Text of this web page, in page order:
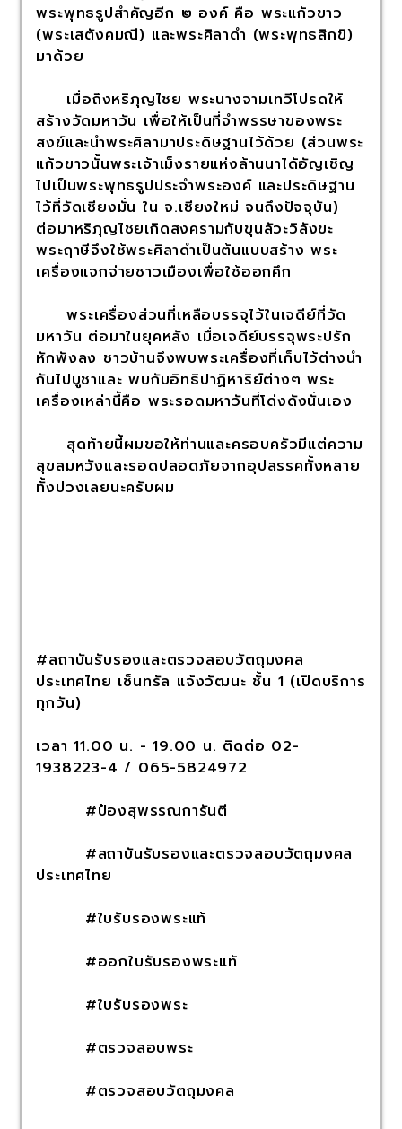
พระพุทธรูปสำคัญอีก ๒ องค์ คือ พระแก้วขาว
(พระเสตังคมณี) และพระศิลาดำ (พระพุทธสิกขิ)
มาด้วย
เมื่อถึงหริภุญไชย พระนางจามเทวีโปรดให้
สร้างวัดมหาวัน เพื่อให้เป็นที่จำพรรษาของพระ
สงฆ์และนำพระศิลามาประดิษฐานไว้ด้วย (ส่วนพระ
แก้วขาวนั้นพระเจ้าเม็งรายแห่งล้านนาได้อัญเชิญ
ไปเป็นพระพุทธรูปประจำพระองค์ และประดิษฐาน
ไว้ที่วัดเชียงมั่น ใน จ.เชียงใหม่ จนถึงปัจจุบัน)
ต่อมาหริภุญไชยเกิดสงครามกับขุนลัวะวิลังขะ
พระฤาษีจึงใช้พระศิลาดำเป็นต้นแบบสร้าง พระ
เครื่องแจกจ่ายชาวเมืองเพื่อใช้ออกศึก
พระเครื่องส่วนที่เหลือบรรจุไว้ในเจดีย์ที่วัด
มหาวัน ต่อมาในยุคหลัง เมื่อเจดีย์บรรจุพระปรัก
หักพังลง ชาวบ้านจึงพบพระเครื่องที่เก็บไว้ต่างนำ
กันไปบูชาและ พบกับอิทธิปาฏิหาริย์ต่างๆ พระ
เครื่องเหล่านี้คือ พระรอดมหาวันที่โด่งดังนั่นเอง
สุดท้ายนี้ผมขอให้ท่านและครอบครัวมีแต่ความ
สุขสมหวังและรอดปลอดภัยจากอุปสรรคทั้งหลาย
ทั้งปวงเลยนะครับผม
#สถาบันรับรองและตรวจสอบวัตถุมงคล
ประเทศไทย เซ็นทรัล แจ้งวัฒนะ ชั้น 1 (เปิดบริการ
ทุกวัน)
เวลา 11.00 น. - 19.00 น. ติดต่อ 02-
1938223-4 / 065-5824972
#ป๋องสุพรรณการันตี
#สถาบันรับรองและตรวจสอบวัตถุมงคล
ประเทศไทย
#ใบรับรองพระแท้
#ออกใบรับรองพระแท้
#ใบรับรองพระ
#ตรวจสอบพระ
#ตรวจสอบวัตถุมงคล